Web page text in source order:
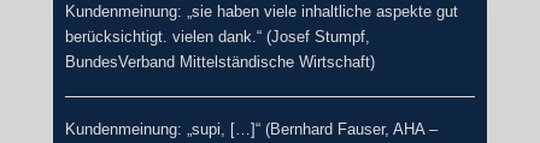
Kundenmeinung: „sie haben viele inhaltliche aspekte gut
berücksichtigt. vielen dank.“ (Josef Stumpf,
BundesVerband Mittelständische Wirtschaft)
Kundenmeinung: „supi, […]“ (Bernhard Fauser, AHA –